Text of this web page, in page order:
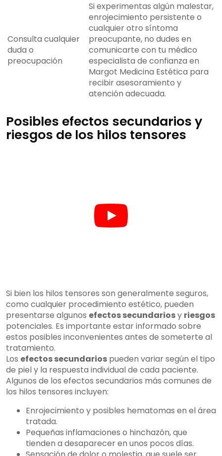
Consulta cualquier
duda o
preocupación
Si experimentas algún malestar,
enrojecimiento persistente o
cualquier otro síntoma
preocupante, no dudes en
comunicarte con tu médico
especialista de confianza en
Margot Medicina Estética para
recibir asesoramiento y
atención adecuada.
Posibles efectos secundarios y
riesgos de los hilos tensores
Si bien los hilos tensores son generalmente seguros,
como cualquier procedimiento estético, pueden
presentarse algunos efectos secundariosy riesgos
potenciales. Es importante estar informado sobre
estos posibles inconvenientes antes de someterte al
tratamiento.
Los efectos secundarios pueden variar según el tipo
de piel y la respuesta individual de cada paciente.
Algunos de los efectos secundarios más comunes de
los hilos tensores incluyen:
Enrojecimiento y posibles hematomas en el área
tratada.
Pequeñas inflamaciones o hinchazón, que
tienden a desaparecer en unos pocos días.